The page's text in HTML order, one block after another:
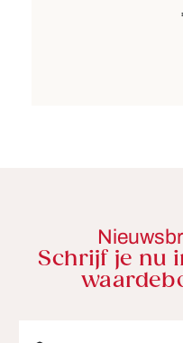
Schrijf je nu